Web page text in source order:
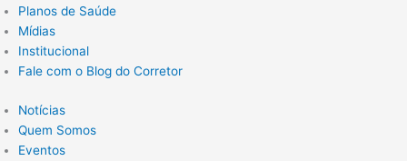
Planos de Saúde
Mídias
Institucional
Fale com o Blog do Corretor
Notícias
Quem Somos
Eventos